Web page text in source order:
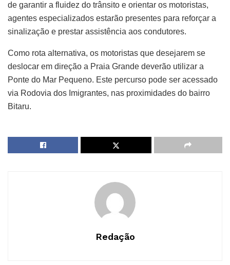
de garantir a fluidez do trânsito e orientar os motoristas,
agentes especializados estarão presentes para reforçar a
sinalização e prestar assistência aos condutores.
Como rota alternativa, os motoristas que desejarem se
deslocar em direção a Praia Grande deverão utilizar a
Ponte do Mar Pequeno. Este percurso pode ser acessado
via Rodovia dos Imigrantes, nas proximidades do bairro
Bitaru.
Redação